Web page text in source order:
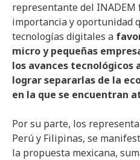
representante del
importancia y oportunidad
tecnologías digitales a
micro y pequeñas
los avances tecnológicos
lograr separarlas de la
en la que se encuentran
Por su parte, los
Perú y Filipinas, se
la propuesta mexicana,